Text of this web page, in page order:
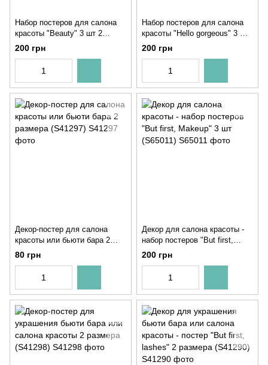
Набор постеров для салона
красоты "Beauty" 3 шт 2
размера без рамок (S50390)
200 грн
Набор постеров для салона
красоты "Hello gorgeous" 3 шт
2 размера без рамок (S50210)
200 грн
Декор-постер для салона
красоты или бьюти бара 2
размера (S41297)
80 грн
Декор для салона красоты -
набор постеров "But first,
Makeup" 3 шт (S65011)
200 грн